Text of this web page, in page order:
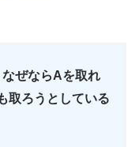
なぜならAを取れ
取ろうとしている